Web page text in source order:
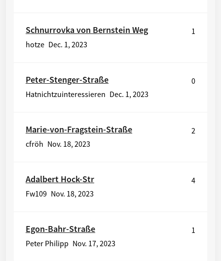
1
Schnurrovka von Bernstein Weg
hotze Dec. 1, 2023
0
Peter-Stenger-Straße
Hatnichtzuinteressieren Dec. 1, 2023
2
Marie-von-Fragstein-Straße
cfröh Nov. 18, 2023
4
Adalbert Hock-Str
Fw109 Nov. 18, 2023
1
Egon-Bahr-Straße
Peter Philipp Nov. 17, 2023